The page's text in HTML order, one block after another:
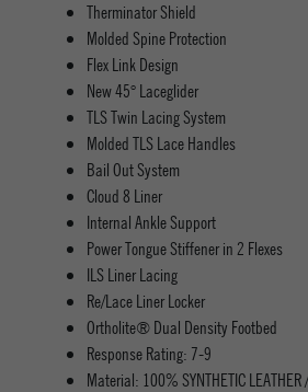
Therminator Shield
Molded Spine Protection
Flex Link Design
New 45° Laceglider
TLS Twin Lacing System
Molded TLS Lace Handles
Bail Out System
Cloud 8 Liner
Internal Ankle Support
Power Tongue Stiffener in 2 Flexes
ILS Liner Lacing
Re/Lace Liner Locker
Ortholite® Dual Density Footbed
Response Rating: 7-9
Material: 100% SYNTHETIC LEATHER